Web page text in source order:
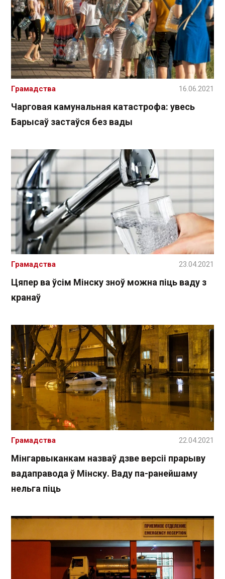
Чарговая камунальная катастрофа: увесь
Барысаў застаўся без вады
Грамадства 16.06.2021
Цяпер ва ўсім Мінску зноў можна піць ваду з
кранаў
Грамадства 23.04.2021
Мінгарвыканкам назваў дзве версіі прарыву
вадаправода ў Мінску. Ваду па-ранейшаму
нельга піць
Грамадства 22.04.2021